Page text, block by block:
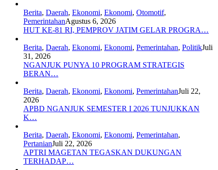
Berita, Daerah, Ekonomi, Ekonomi, Otomotif,
PemerintahanAgustus 6, 2026
HUT KE-81 RI, PEMPROV JATIM GELAR PROGRA…
Berita, Daerah, Ekonomi, Ekonomi, Pemerintahan, PolitikJuli
31, 2026
NGANJUK PUNYA 10 PROGRAM STRATEGIS
BERAN…
Berita, Daerah, Ekonomi, Ekonomi, PemerintahanJuli 22,
2026
APBD NGANJUK SEMESTER I 2026 TUNJUKKAN
K…
Berita, Daerah, Ekonomi, Ekonomi, Pemerintahan,
PertanianJuli 22, 2026
APTRI MAGETAN TEGASKAN DUKUNGAN
TERHADAP…